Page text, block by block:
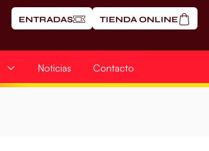
ENTRADAS TIENDA ONLINE
Noticias Contacto